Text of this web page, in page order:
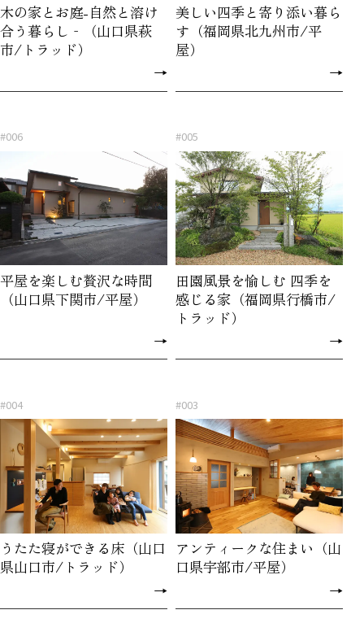
木の家とお庭-自然と溶け
合う暮らし‐（山口県萩
市/トラッド）
→
美しい四季と寄り添い暮ら
す（福岡県北九州市/平
屋）
→
#006
平屋を楽しむ贅沢な時間
（山口県下関市/平屋）
→
#005
田園風景を愉しむ 四季を
感じる家（福岡県行橋市/
トラッド）
→
#004
うたた寝ができる床（山口
県山口市/トラッド）
→
#003
アンティークな住まい（山
口県宇部市/平屋）
→